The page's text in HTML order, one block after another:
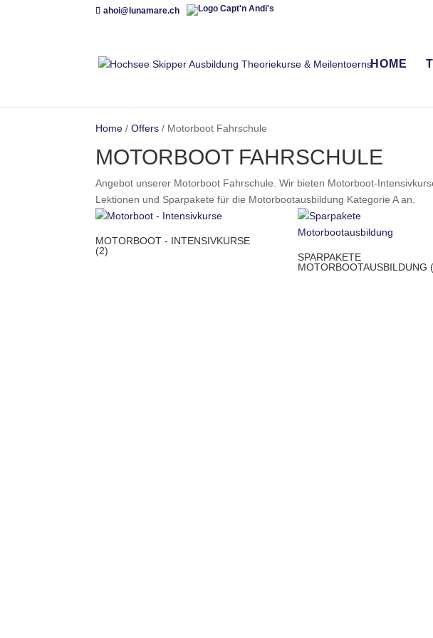
ahoi@lunamare.ch
HOME
Home /Offers / Motorboot Fahrschule
MOTORBOOT FAHRSCHULE
Angebot unserer Motorboot Fahrschule. Wir bieten Motorboot-
Lektionen und Sparpakete für die Motorbootausbildung Kategorie A an.
MOTORBOOT - INTENSIVKURSE
(2)
SPARPAKETE
MOTORBOOTAUSBILDUNG